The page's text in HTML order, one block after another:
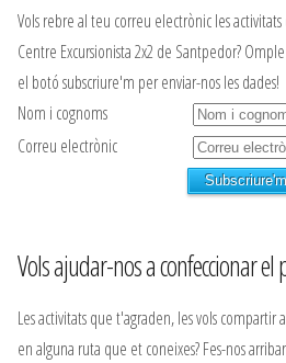
Vols rebre al teu correu electrònic les
Centre Excursionista 2x2 de Santpedor?
el botó subscriure'm per enviar-nos les dades!
Nom i cognoms
Correu electrònic
Vols ajudar-nos a confeccionar
Les activitats que t'agraden, les vols compartir
en alguna ruta que et coneixes? Fes-nos